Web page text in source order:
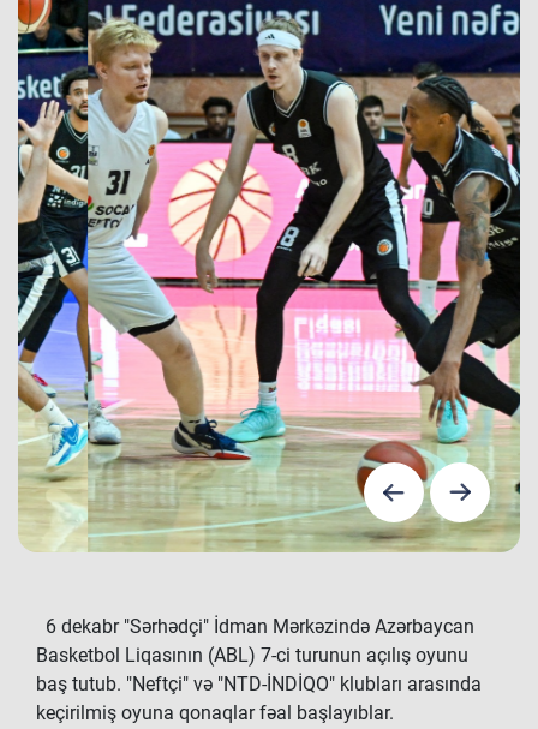
6 dekabr "Sərhədçi" İdman Mərkəzində Azərbaycan
Basketbol Liqasının (ABL) 7-ci turunun açılış oyunu
baş tutub. "Neftçi" və "NTD-İNDİQO" klubları arasında
keçirilmiş oyuna qonaqlar fəal başlayıblar.